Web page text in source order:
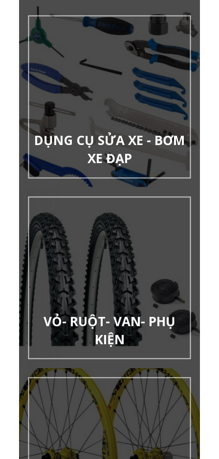
DỤNG CỤ SỬA XE - BƠM
XE ĐẠP
VỎ- RUỘT- VAN- PHỤ
KIỆN